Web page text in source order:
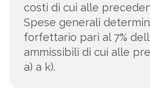
costi di cui alle
Spese generali
forfettario pari al 7%
ammissibili di cui alle
a) a k).